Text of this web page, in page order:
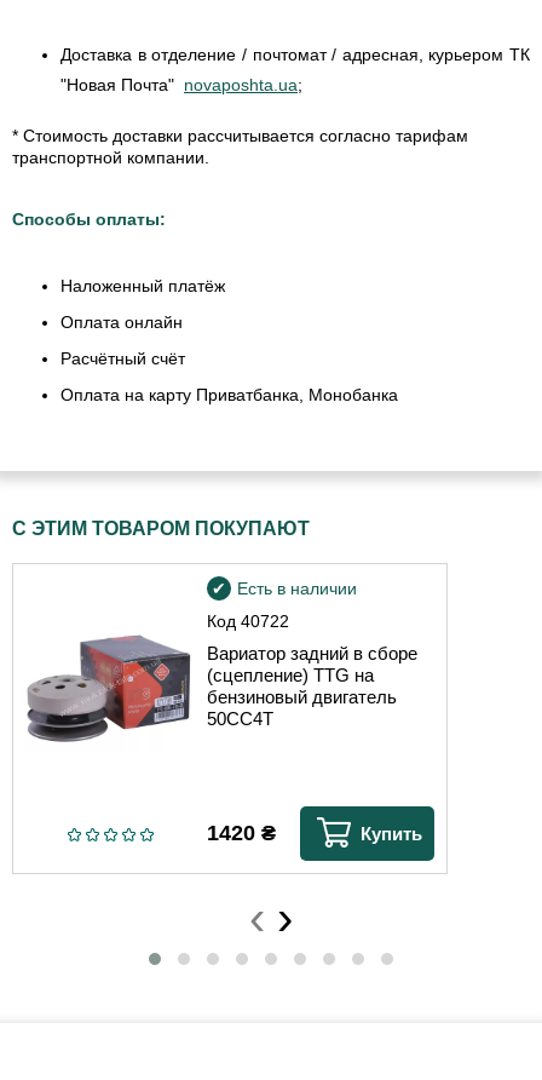
Доставка в отделение / почтомат / адресная, курьером ТК
"Новая Почта" novaposhta.ua;
* Стоимость доставки рассчитывается согласно тарифам
транспортной компании.
Способы оплаты:
Наложенный платёж
Оплата онлайн
Расчётный счёт
Оплата на карту Приватбанка, Монобанка
С ЭТИМ ТОВАРОМ ПОКУПАЮТ
Код 40722
Есть в наличии
Вариатор задний в сборе
(сцепление) TTG на
бензиновый двигатель
50CC4T
1420 ₴ Купить
‹ ›